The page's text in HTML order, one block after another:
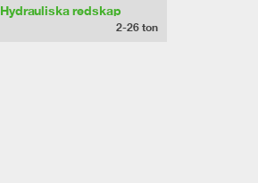
Hydrauliska redskap
2-26 ton